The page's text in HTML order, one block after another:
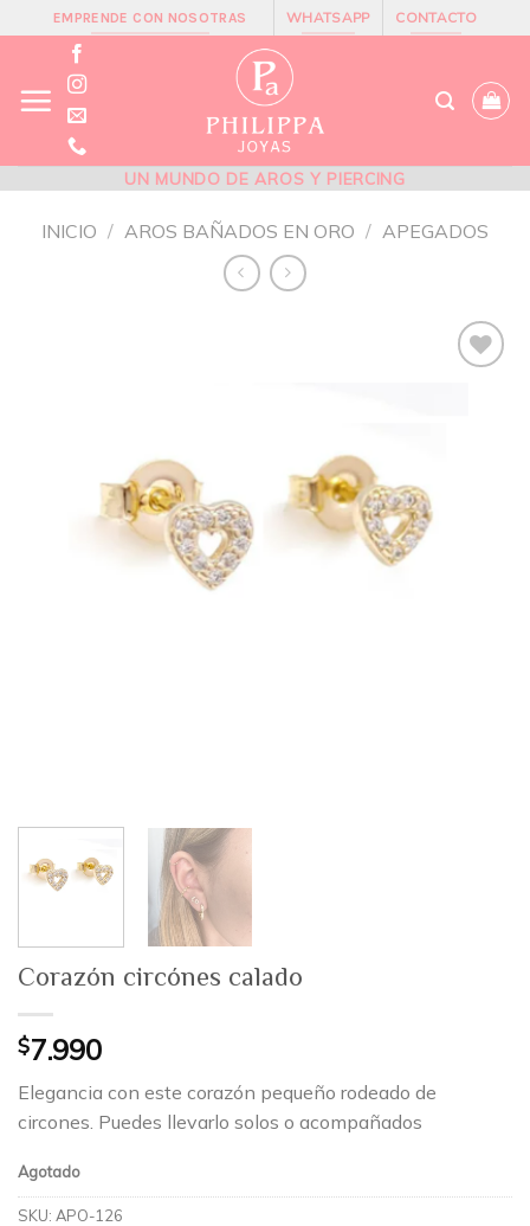
content
EMPRENDE CON NOSOTRAS WHATSAPP CONTACTO
UN MUNDO DE AROS Y PIERCING
INICIO / AROS BAÑADOS EN ORO / APEGADOS
Corazón circónes calado
$7.990
Elegancia con este corazón pequeño rodeado de
circones. Puedes llevarlo solos o acompañados
Agotado
SKU: APO-126